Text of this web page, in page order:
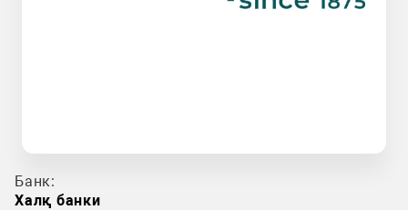
Банк:
Халқ банки